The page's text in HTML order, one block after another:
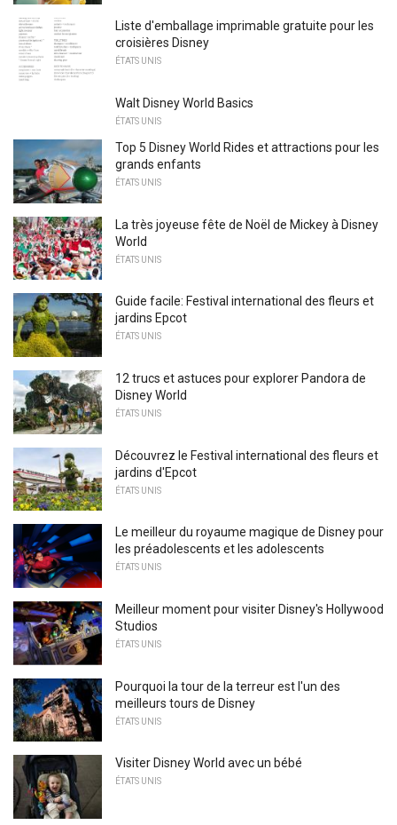
Liste d'emballage imprimable gratuite pour les
croisières Disney
ÉTATS UNIS
Walt Disney World Basics
ÉTATS UNIS
Top 5 Disney World Rides et attractions pour les
grands enfants
ÉTATS UNIS
La très joyeuse fête de Noël de Mickey à Disney
World
ÉTATS UNIS
Guide facile: Festival international des fleurs et
jardins Epcot
ÉTATS UNIS
12 trucs et astuces pour explorer Pandora de
Disney World
ÉTATS UNIS
Découvrez le Festival international des fleurs et
jardins d'Epcot
ÉTATS UNIS
Le meilleur du royaume magique de Disney pour
les préadolescents et les adolescents
ÉTATS UNIS
Meilleur moment pour visiter Disney's Hollywood
Studios
ÉTATS UNIS
Pourquoi la tour de la terreur est l'un des
meilleurs tours de Disney
ÉTATS UNIS
Visiter Disney World avec un bébé
ÉTATS UNIS